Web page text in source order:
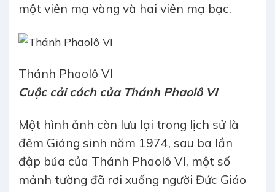
một viên mạ vàng và hai viên mạ bạc.
Thánh Phaolô VI
Cuộc cải cách của Thánh Phaolô VI
Một hình ảnh còn lưu lại trong lịch sử là
đêm Giáng sinh năm 1974, sau ba lần
đập búa của Thánh Phaolô VI, một số
mảnh tường đã rơi xuống người Đức Giáo